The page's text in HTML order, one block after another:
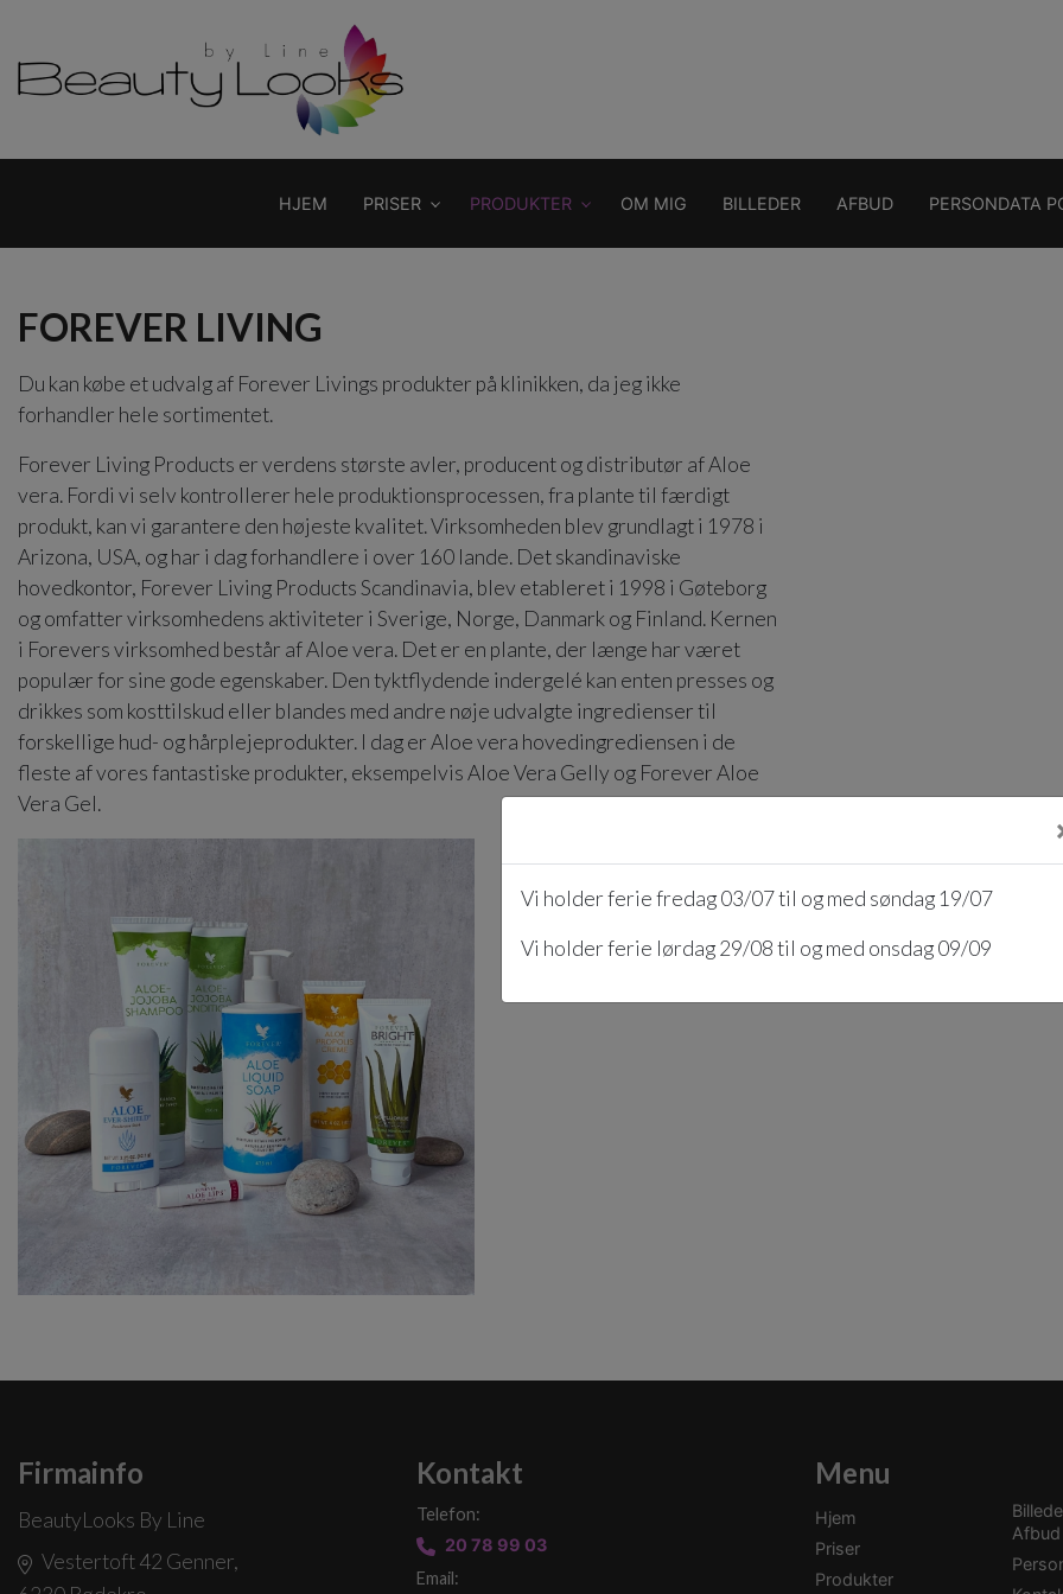
hovedindhold
HJEM PRISER PRODUKTER OM MIG BILLEDER AFBUD PERSONDATA
FOREVER LIVING
Du kan købe et udvalg af Forever Livings produkter på klinikken, da jeg ikke
forhandler hele sortimentet.
Forever Living Products er verdens største avler, producent og distributør af Aloe
vera. Fordi vi selv kontrollerer hele produktionsprocessen, fra plante til færdigt
produkt, kan vi garantere den højeste kvalitet. Virksomheden blev grundlagt i 1978 i
Arizona, USA, og har i dag forhandlere i over 160 lande. Det skandinaviske
hovedkontor, Forever Living Products Scandinavia, blev etableret i 1998 i Gøteborg
og omfatter virksomhedens aktiviteter i Sverige, Norge, Danmark og Finland. Kernen
i Forevers virksomhed består af Aloe vera. Det er en plante, der længe har været
populær for sine gode egenskaber. Den tyktflydende indergelé kan enten presses og
drikkes som kosttilskud eller blandes med andre nøje udvalgte ingredienser til
forskellige hud- og hårplejeprodukter. I dag er Aloe vera hovedingrediensen i de
fleste af vores fantastiske produkter, eksempelvis Aloe Vera Gelly og Forever Aloe
Vera Gel.
Firmainfo
BeautyLooks By Line
Vestertoft 42 Genner,
Kontakt
Telefon:
20 78 99 03
Email:
Menu
Hjem
Priser
Produkter
Afbud
Vi holder ferie fredag 03/07 til og med søndag 19/07
Vi holder ferie lørdag 29/08 til og med onsdag 09/09